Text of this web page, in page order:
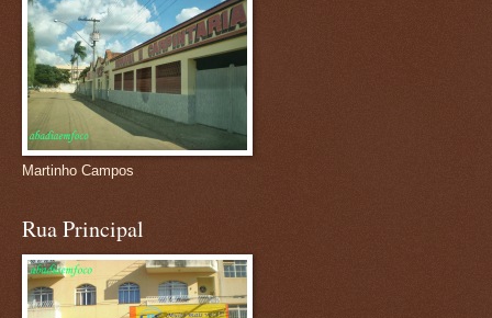
Martinho Campos
Rua Principal